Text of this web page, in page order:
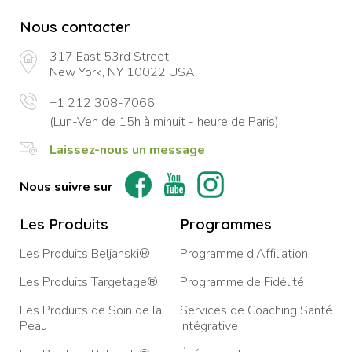
Nous contacter
317 East 53rd Street
New York, NY 10022 USA
+1 212 308-7066
(Lun-Ven de 15h à minuit - heure de Paris)
Laissez-nous un message
Nous suivre sur
Les Produits
Les Produits Beljanski®
Les Produits Targetage®
Les Produits de Soin de la
Peau
Programmes
Programme d'Affiliation
Programme de Fidélité
Services de Coaching Santé
Intégrative